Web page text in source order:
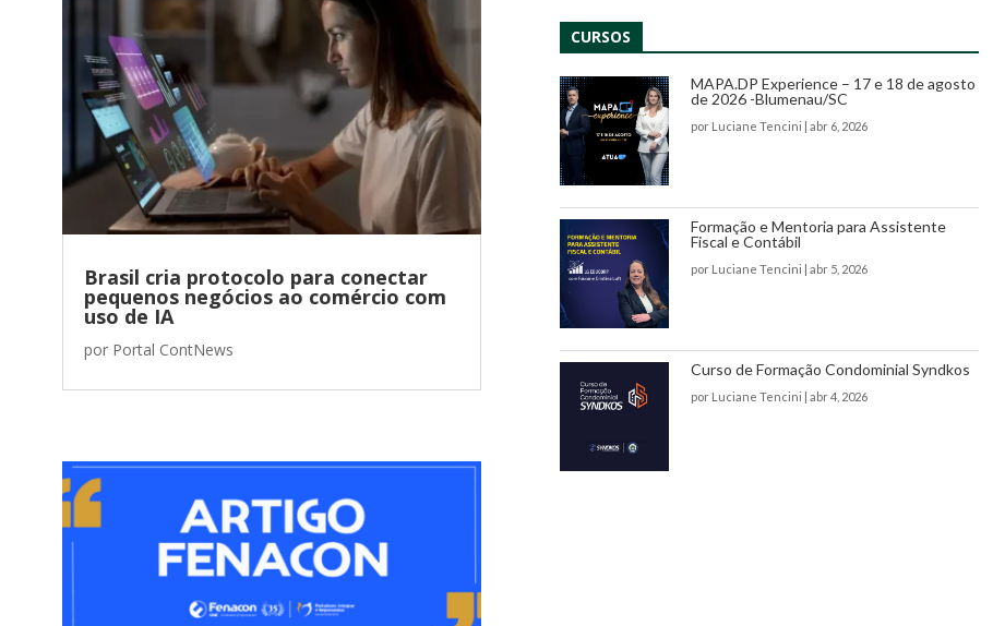
Brasil cria protocolo para conectar
pequenos negócios ao comércio com
uso de IA
por Portal ContNews
CURSOS
MAPA.DP Experience – 17 e 18 de agosto
de 2026 -Blumenau/SC
por Luciane Tencini | abr 6, 2026
Formação e Mentoria para Assistente
Fiscal e Contábil
por Luciane Tencini | abr 5, 2026
Curso de Formação Condominial Syndkos
por Luciane Tencini | abr 4, 2026